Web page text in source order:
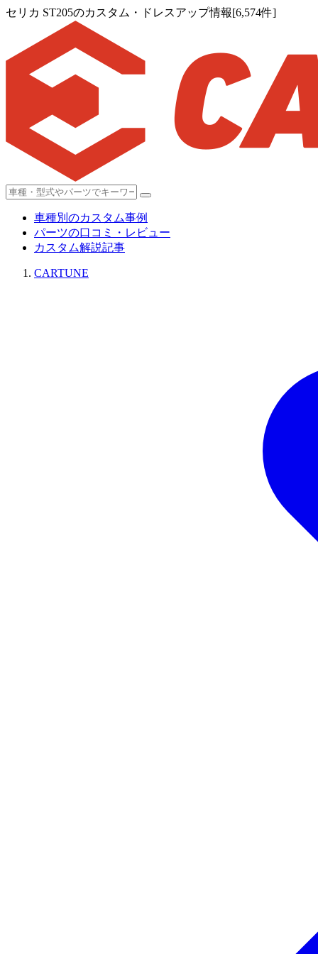
セリカ ST205のカスタム・ドレスアップ情報[6,574件]
車種別のカスタム事例
パーツの口コミ・レビュー
カスタム解説記事
CARTUNE